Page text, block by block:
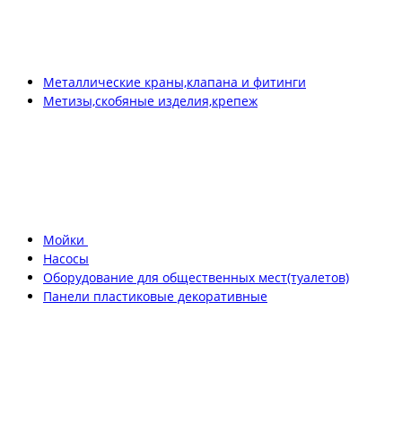
Металлические краны,клапана и фитинги
Метизы,скобяные изделия,крепеж
Мойки
Насосы
Оборудование для общественных мест(туалетов)
Панели пластиковые декоративные